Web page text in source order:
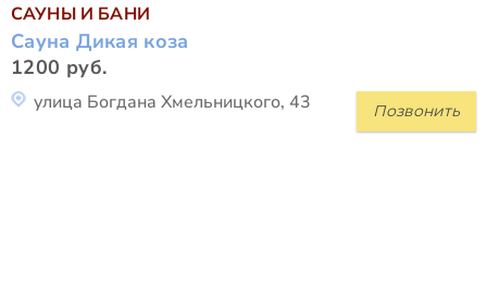
САУНЫ И БАНИ
Сауна Дикая коза
1200 руб.
Позвонить
улица Богдана Хмельницкого, 43